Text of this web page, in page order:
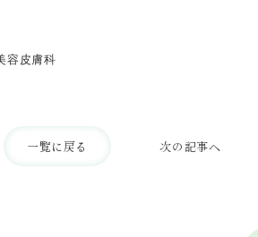
容皮膚科
一覧に戻る 次の記事へ